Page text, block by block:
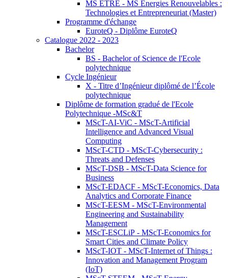
MS ETRE - MS Energies Renouvelables :
Technologies et Entrepreneuriat (Master)
Programme d'échange
EuroteQ - Diplôme EuroteQ
Catalogue 2022 - 2023
Bachelor
BS - Bachelor of Science de l'Ecole
polytechnique
Cycle Ingénieur
X - Titre d’Ingénieur diplômé de l’École
polytechnique
Diplôme de formation gradué de l'Ecole
Polytechnique -MSc&T
MScT-AI-ViC - MScT-Artificial
Intelligence and Advanced Visual
Computing
MScT-CTD - MScT-Cybersecurity :
Threats and Defenses
MScT-DSB - MScT-Data Science for
Business
MScT-EDACF - MScT-Economics, Data
Analytics and Corporate Finance
MScT-EESM - MScT-Environmental
Engineering and Sustainability
Management
MScT-ESCLiP - MScT-Economics for
Smart Cities and Climate Policy
MScT-IOT - MScT-Internet of Things :
Innovation and Management Program
(IoT)